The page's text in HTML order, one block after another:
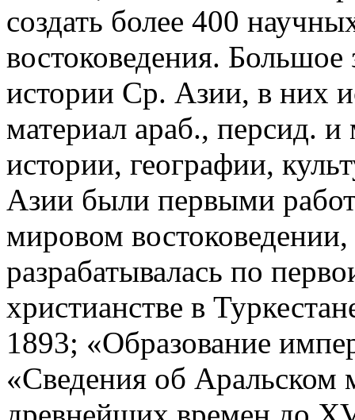
создать более 400
востоковедения.
истории Ср. Азии, в них
материал араб., персид.
истории, географии,
Азии были первыми
мировом
разрабатывалась по
христианстве в
1893; «Образование
«Сведения об